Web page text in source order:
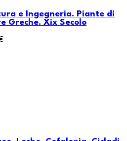
e Ingegneria. Piante di
Greche. Xix Secolo